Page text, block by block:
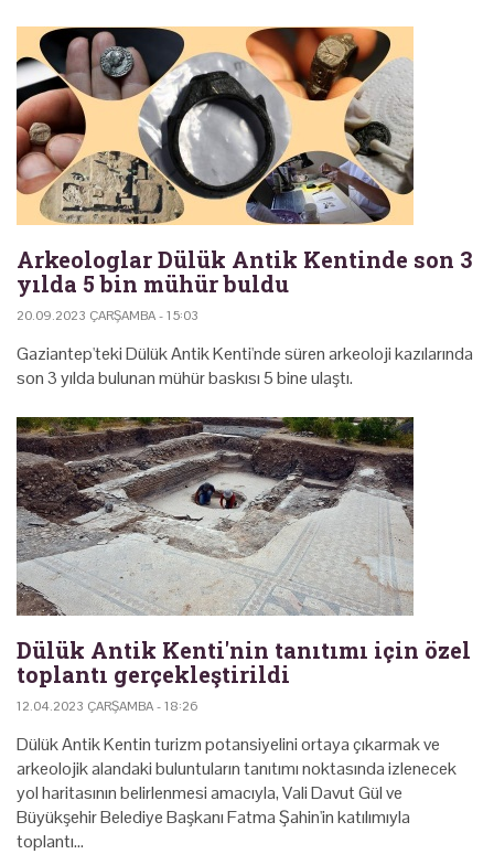
Arkeologlar Dülük Antik Kentinde son 3
yılda 5 bin mühür buldu
20.09.2023 ÇARŞAMBA - 15:03
Gaziantep'teki Dülük Antik Kenti'nde süren arkeoloji kazılarında
son 3 yılda bulunan mühür baskısı 5 bine ulaştı.
Dülük Antik Kenti'nin tanıtımı için özel
toplantı gerçekleştirildi
12.04.2023 ÇARŞAMBA - 18:26
Dülük Antik Kentin turizm potansiyelini ortaya çıkarmak ve
arkeolojik alandaki buluntuların tanıtımı noktasında izlenecek
yol haritasının belirlenmesi amacıyla, Vali Davut Gül ve
Büyükşehir Belediye Başkanı Fatma Şahin'in katılımıyla
toplantı…